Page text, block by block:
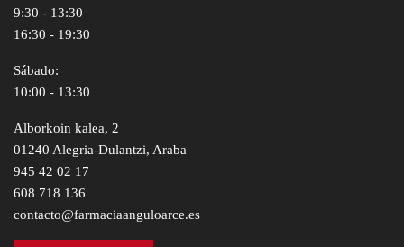
9:30 - 13:30
16:30 - 19:30
Sábado:
10:00 - 13:30
Alborkoin kalea, 2
01240 Alegria-Dulantzi, Araba
945 42 02 17
608 718 136
contacto@farmaciaanguloarce.es